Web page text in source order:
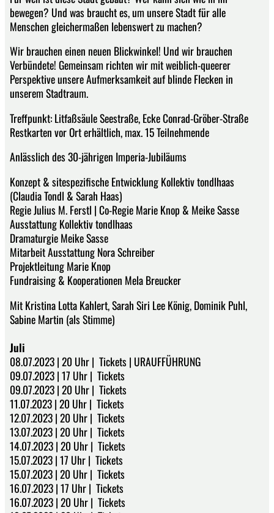
bewegen? Und was braucht es, um unsere Stadt für alle
Menschen gleichermaßen lebenswert zu machen?
Wir brauchen einen neuen Blickwinkel! Und wir brauchen
Verbündete! Gemeinsam richten wir mit weiblich-queerer
Perspektive unsere Aufmerksamkeit auf blinde Flecken in
unserem Stadtraum.
Treffpunkt: Litfaßsäule Seestraße, Ecke Conrad-Gröber-Straße
Restkarten vor Ort erhältlich, max. 15 Teilnehmende
Anlässlich des 30-jährigen Imperia-Jubiläums
Konzept & sitespezifische Entwicklung Kollektiv tondlhaas
(Claudia Tondl & Sarah Haas)
Regie Julius M. Ferstl | Co-Regie Marie Knop & Meike Sasse
Ausstattung Kollektiv tondlhaas
Dramaturgie Meike Sasse
Mitarbeit Ausstattung Nora Schreiber
Projektleitung Marie Knop
Fundraising & Kooperationen Mela Breucker
Mit Kristina Lotta Kahlert, Sarah Siri Lee König, Dominik Puhl,
Sabine Martin (als Stimme)
Juli
08.07.2023 | 20 Uhr | Tickets | URAUFFÜHRUNG
09.07.2023 | 17 Uhr | Tickets
09.07.2023 | 20 Uhr | Tickets
11.07.2023 | 20 Uhr | Tickets
12.07.2023 | 20 Uhr | Tickets
13.07.2023 | 20 Uhr | Tickets
14.07.2023 | 20 Uhr | Tickets
15.07.2023 | 17 Uhr | Tickets
15.07.2023 | 20 Uhr | Tickets
16.07.2023 | 17 Uhr | Tickets
16.07.2023 | 20 Uhr | Tickets